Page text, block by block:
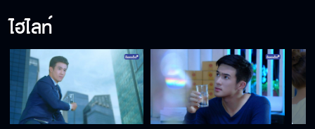
จูบปากแต่เจ็บจมูก
ไฮไลท์